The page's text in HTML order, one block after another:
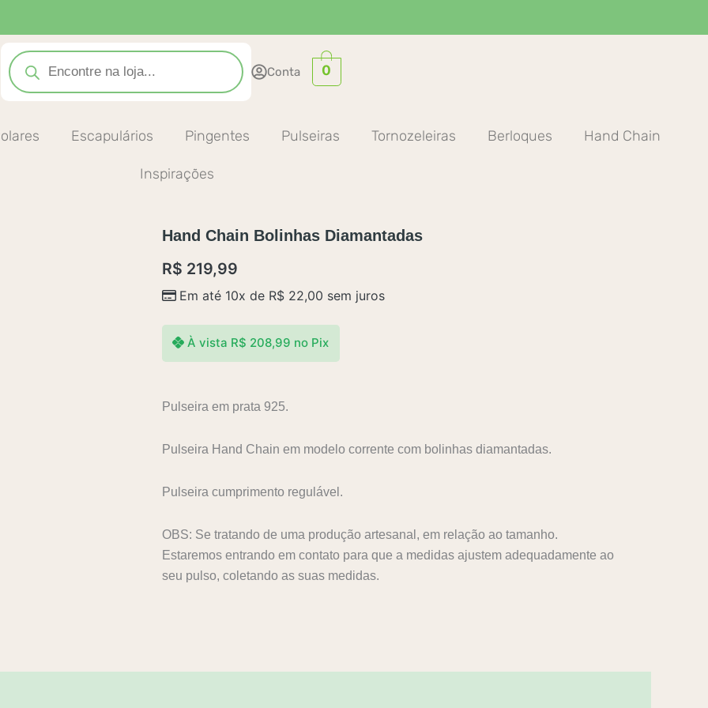
Pesquisar
produtos
Conta 0
Escapulários Pingentes Pulseiras Tornozeleiras Berloques Hand Chain
Inspirações
Hand Chain Bolinhas Diamantadas
R$ 219,99
Em até 10x de R$22,00 sem juros
À vista R$ 208,99 no Pix
Pulseira em prata 925.
Pulseira Hand Chain em modelo corrente com bolinhas diamantadas.
Pulseira cumprimento regulável.
OBS: Se tratando de uma produção artesanal, em relação ao tamanho.
Estaremos entrando em contato para que a medidas ajustem adequadamente ao
seu pulso, coletando as suas medidas.